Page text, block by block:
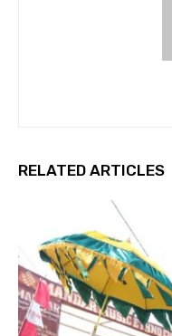
RELATED ARTICLES